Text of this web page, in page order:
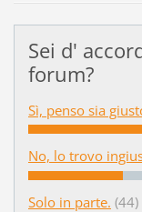
Sei d'
forum?
Sì, penso sia
No, lo trovo
Solo in parte. (44)